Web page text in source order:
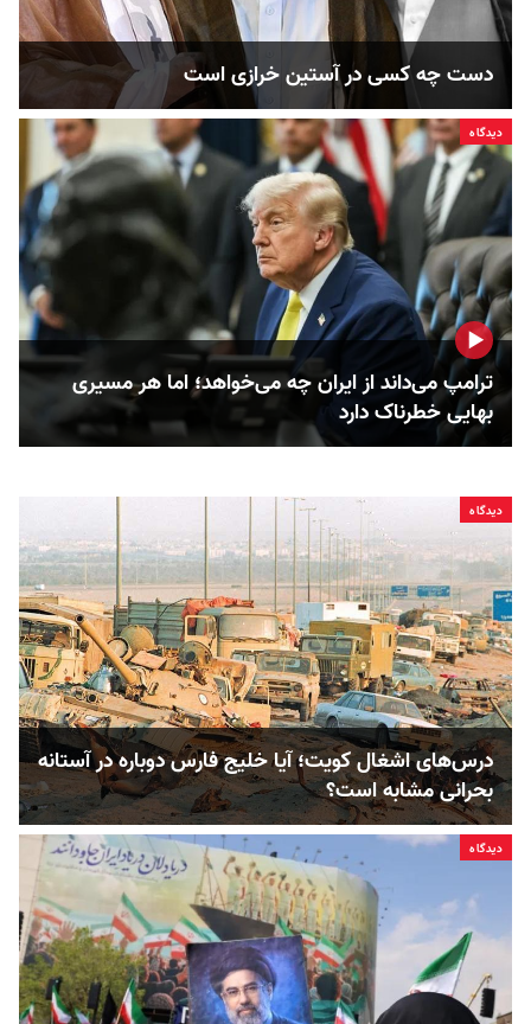
دست چه کسی در آستین خرازی است
دیدگاه
ترامپ می‌داند از ایران چه می‌خواهد؛ اما هر مسیری
بهایی خطرناک دارد
دیدگاه
درس‌های اشغال کویت؛ آیا خلیج فارس دوباره در آستانه
بحرانی مشابه است؟
دیدگاه